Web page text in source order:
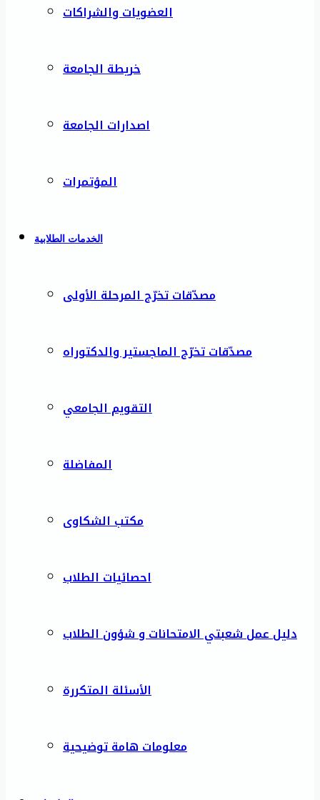
العضويات والشراكات
خريطة الجامعة
اصدارات الجامعة
المؤتمرات
الخدمات الطلابية
مصدّقات تخرّج المرحلة الأولى
مصدّقات تخرّج الماجستير والدكتوراه
التقويم الجامعي
المفاضلة
مكتب الشكاوى
احصائيات الطلاب
دليل عمل شعبتي الامتحانات و شؤون الطلاب
الأسئلة المتكررة
معلومات هامة توضيحية